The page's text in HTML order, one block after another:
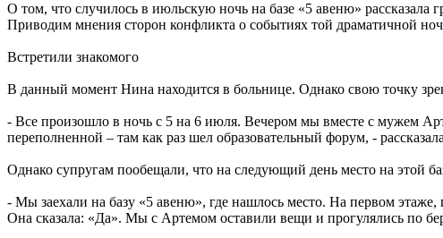
О том, что случилось в июльскую ночь на базе «5 авеню»
Приводим мнения сторон конфликта о событиях той драматичной
Встретили знакомого
В данный момент Нина находится в больнице. Однако свою точку
- Все произошло в ночь с 5 на 6 июля. Вечером мы вместе с мужем
переполненной – там как раз шел образовательный форум, -
Однако супругам пообещали, что на следующий день место на этой
- Мы заехали на базу «5 авеню», где нашлось место. На первом
Она сказала: «Да». Мы с Артемом оставили вещи и прогулялись по